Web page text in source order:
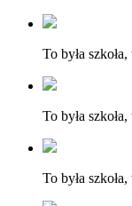
To była
To była
To była